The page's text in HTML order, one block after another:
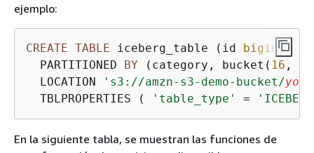
ejemplo:
CREATE TABLE iceberg_table (id bigint,
  PARTITIONED
BY (category, bucket( 16 ,
  LOCATION
's3://amzn-s3-demo-bucket/
  TBLPROPERTIES (
'table_type' =
En la siguiente tabla, se muestran las funciones de